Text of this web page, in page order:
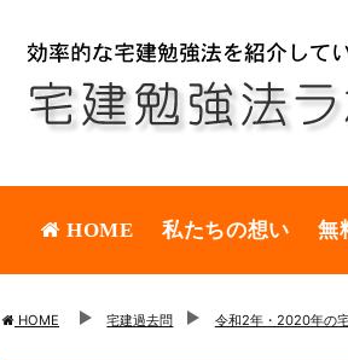
HOME 私たちの想い 無
HOME 宅建過去問 令和2年・2020年の